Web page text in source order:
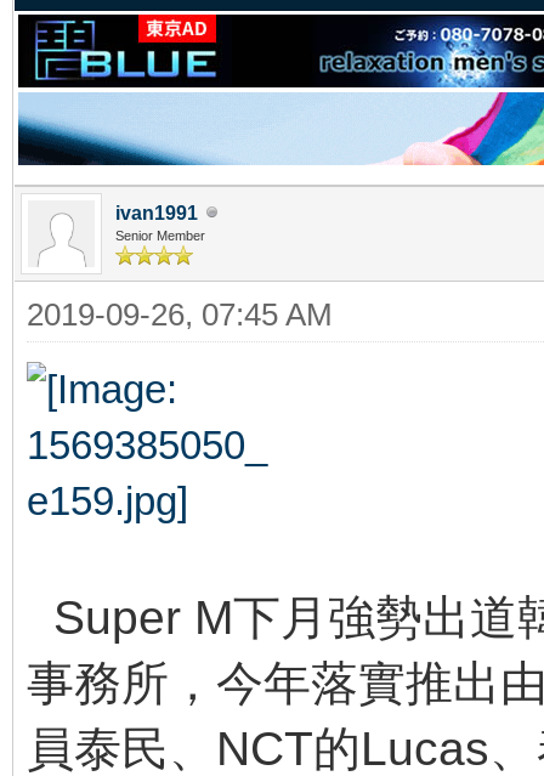
ivan1991
Senior Member
2019-09-26, 07:45 AM
Super M下月強勢出道
事務所，今年落實推出
員泰民、NCT的Lucas